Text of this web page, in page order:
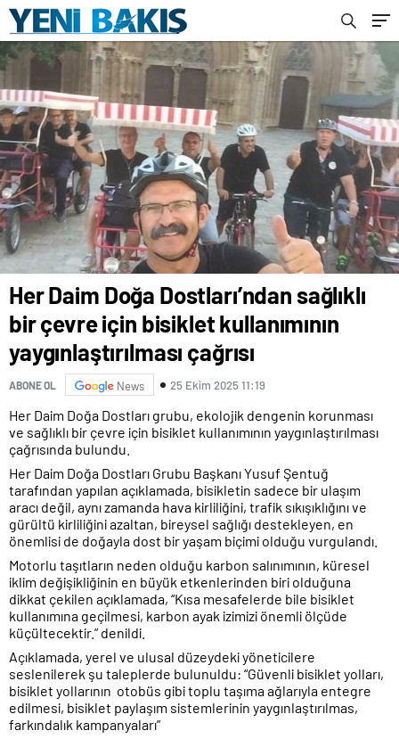
Her Daim Doğa Dostları’ndan sağlıklı
bir çevre için bisiklet kullanımının
yaygınlaştırılması çağrısı
ABONE OL News 25 Ekim 2025 11:19
Her Daim Doğa Dostları grubu, ekolojik dengenin korunması
ve sağlıklı bir çevre için bisiklet kullanımının yaygınlaştırılması
çağrısında bulundu.
Her Daim Doğa Dostları Grubu Başkanı Yusuf Şentuğ
tarafından yapılan açıklamada, bisikletin sadece bir ulaşım
aracı değil, aynı zamanda hava kirliliğini, trafik sıkışıklığını ve
gürültü kirliliğini azaltan, bireysel sağlığı destekleyen, en
önemlisi de doğayla dost bir yaşam biçimi olduğu vurgulandı.
Motorlu taşıtların neden olduğu karbon salınımının, küresel
iklim değişikliğinin en büyük etkenlerinden biri olduğuna
dikkat çekilen açıklamada, “Kısa mesafelerde bile bisiklet
kullanımına geçilmesi, karbon ayak izimizi önemli ölçüde
küçültecektir.” denildi.
Açıklamada, yerel ve ulusal düzeydeki yöneticilere
seslenilerek şu taleplerde bulunuldu: “Güvenli bisiklet yolları,
bisiklet yollarının otobüs gibi toplu taşıma ağlarıyla entegre
edilmesi, bisiklet paylaşım sistemlerinin yaygınlaştırılmas,
farkındalık kampanyaları”